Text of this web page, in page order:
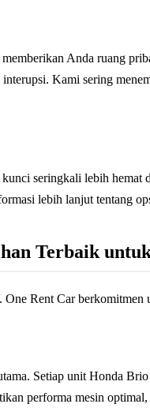
Anda ruang
Kami sering
seringkali lebih
lebih lanjut tentang
Terbaik
Rent Car berkomitmen
Setiap unit Honda
performa mesin